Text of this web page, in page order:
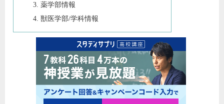
薬学部情報
獣医学部/学科情報